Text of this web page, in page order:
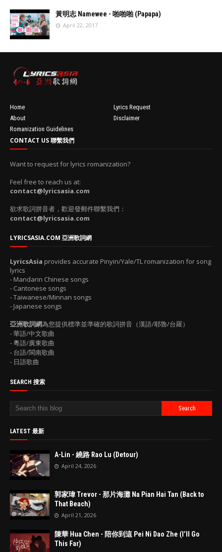
'data:post.fea
turedImage
resizeImage
100'
'data:post.fea
resizeImage
100'
黃明志 Namewee - 啪啪啪 (Papapa)
April 22, 2017
Home
Lyrics Request
About
Disclaimer
Romanization Guidelines
CONTACT US 聯繫我們
Want to request for lyrics romanization?
Feel free to reach us at:
contact@lyricsasia.com
欲求歌詞拼音者，歡迎發郵件聯繫我們：
contact@lyricsasia.com
LYRICSASIA.COM 亞洲歌詞網
LyricsAsia provides accurate Pinyin/Yale/TL romanization for song
lyrics
- Mandarin Chinese songs
- Cantonese songs
- Taiwanese/Minnan songs
- Japanese songs
亞洲歌詞網為您提供標準並準確的歌詞拼音（漢語/耶魯/台羅）
- 華語/中文歌曲
- 粵語/廣東歌曲
- 台語/閩南歌曲
- 日語歌曲
SEARCH 搜索
LATEST 最新
A-Lin - 繞路 Rao Lu (Detour)
April 24, 2026
郭家瑋 Trevor - 那片海灘 Na Pian Hai Tan (Back to
That Beach)
April 21, 2026
陳華 Hua Chen - 陪你到這 Pei Ni Dao Zhe (I’ll Go
This Far)